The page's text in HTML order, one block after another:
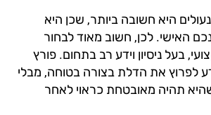
היא חשובה ביותר, שכן היא
לכן, חשוב מאוד לבחור
ניסיון וידע רב בתחום. פורץ
את הדלת בצורה בטוחה, מבלי
תהיה מאובטחת כראוי לאחר